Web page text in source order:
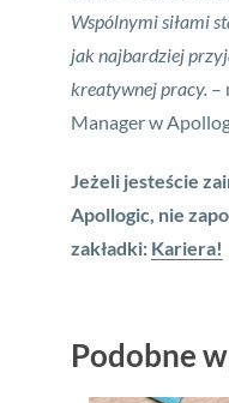
Wspólnymi siłami
jak najbardziej
kreatywnej pracy. –
Manager w
Jeżeli jesteście
Apollogic, nie
zakładki: Kariera!
Podobne